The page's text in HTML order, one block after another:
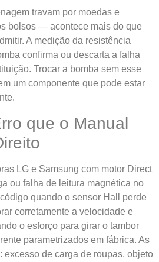
travam por moedas e
bolsos — acontece mais do que
A medição da resistência
confirma ou descarta a falha
Trocar a bomba sem esse
um componente que pode estar
que o Manual
LG e Samsung com motor Direct
ou falha de leitura magnética no
quando o sensor Hall perde
corretamente a velocidade e
o esforço para girar o tambor
parametrizados em fábrica. As
excesso de carga de roupas, objeto